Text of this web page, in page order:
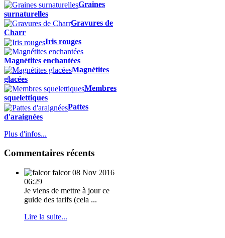
Graines
surnaturelles
Gravures de
Charr
Iris rouges
Magnétites enchantées
Magnétites
glacées
Membres
squelettiques
Pattes
d'araignées
Plus d'infos...
Commentaires récents
falcor 08 Nov 2016
06:29
Je viens de mettre à jour ce
guide des tarifs (cela ...
Lire la suite...